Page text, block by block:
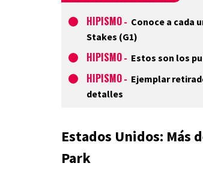
HIPISMO - Conoce a cada
Stakes (G1)
HIPISMO - Estos son los
HIPISMO - Ejemplar
detalles
Estados Unidos: Más
Park